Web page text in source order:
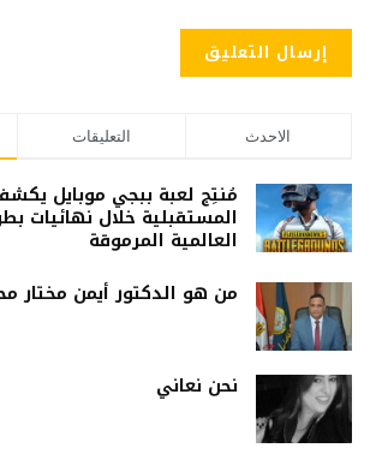
التعليقات الاحدث
مُنتِج لعبة ببجي موبايل
المستقبلية خلال نهائيات
العالمية المرموقة
من هو الدكتور أيمن مختار
نحن نعاني